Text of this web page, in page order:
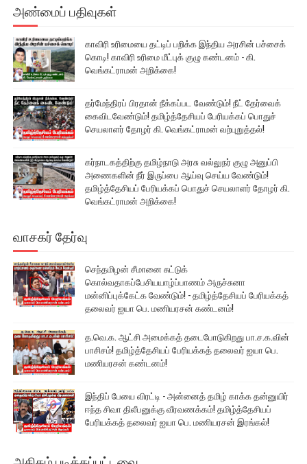
அண்மைப் பதிவுகள்
காவிரி உரிமையை தட்டிப் பறிக்க இந்திய அரசின் பச்சைக்
கொடி! காவிரி உரிமை மீட்புக் குழு கண்டனம் - கி.
வெங்கட்ராமன் அறிக்கை!
தர்மேந்திரப் பிரதான் நீக்கப்பட வேண்டும்! நீட் தேர்வைக்
கைவிடவேண்டும்! தமிழ்த்தேசியப் பேரியக்கப் பொதுச்
செயலாளர் தோழர் கி. வெங்கட்ராமன் வற்புறுத்தல்!
கர்நாடகத்திற்கு தமிழ்நாடு அரசு வல்லுநர் குழு அனுப்பி
அணைகளின் நீர் இருப்பை ஆய்வு செய்ய வேண்டும்!
தமிழ்த்தேசியப் பேரியக்கப் பொதுச் செயலாளர் தோழர் கி.
வெங்கட்ராமன் அறிக்கை!
வாசகர் தேர்வு
செந்தமிழன் சீமானை சுட்டுக்
கொல்வதாகப்பேசியயாழ்ப்பாணம் அருச்சுனா
மன்னிப்புக்கேட்க வேண்டும்! - தமிழ்த்தேசியப் பேரியக்கத்
தலைவர் ஐயா பெ. மணியரசன் கண்டனம்!
த.வெ.க. ஆட்சி அமைக்கத் தடைபோடுகிறது பா.ச.க.வின்
பாசிசம்! தமிழ்த்தேசியப் பேரியக்கத் தலைவர் ஐயா பெ.
மணியரசன் கண்டனம்!
இந்திப் பேயை விரட்டி - அன்னைத் தமிழ் காக்க தன்னுயிர்
ஈந்த சிவா திலீபனுக்கு வீரவணக்கம்! தமிழ்த்தேசியப்
பேரியக்கத் தலைவர் ஐயா பெ. மணியரசன் இரங்கல்!